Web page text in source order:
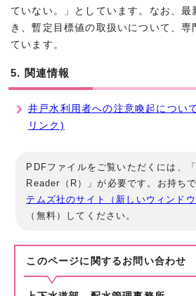
ていない。」としています。なお、
き、暫定目標値の取扱いについて、専
ています。
5. 関連情報
井戸水利用者への注意喚起につい
リンク)
PDFファイルをご覧いただくには、
Reader（R）」が必要です。お持ち
テムズ社のサイト（新しいウィンド
（無料）してください。
このページに関する お問い合わせ